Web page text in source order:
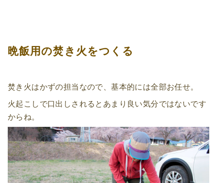
晩飯用の焚き火をつくる
焚き火はかずの担当なので、基本的には全部お任せ。
火起こしで口出しされるとあまり良い気分ではないです
からね。